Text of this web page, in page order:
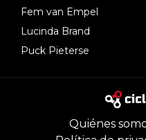
Fem van Empel
Lucinda Brand
Puck Pieterse
Quiénes